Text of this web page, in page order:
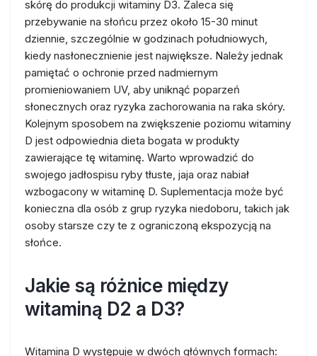
skórę do produkcji witaminy D3. Zaleca się
przebywanie na słońcu przez około 15-30 minut
dziennie, szczególnie w godzinach południowych,
kiedy nasłonecznienie jest największe. Należy jednak
pamiętać o ochronie przed nadmiernym
promieniowaniem UV, aby uniknąć poparzeń
słonecznych oraz ryzyka zachorowania na raka skóry.
Kolejnym sposobem na zwiększenie poziomu witaminy
D jest odpowiednia dieta bogata w produkty
zawierające tę witaminę. Warto wprowadzić do
swojego jadłospisu ryby tłuste, jaja oraz nabiał
wzbogacony w witaminę D. Suplementacja może być
konieczna dla osób z grup ryzyka niedoboru, takich jak
osoby starsze czy te z ograniczoną ekspozycją na
słońce.
Jakie są różnice między
witaminą D2 a D3?
Witamina D występuje w dwóch głównych formach: